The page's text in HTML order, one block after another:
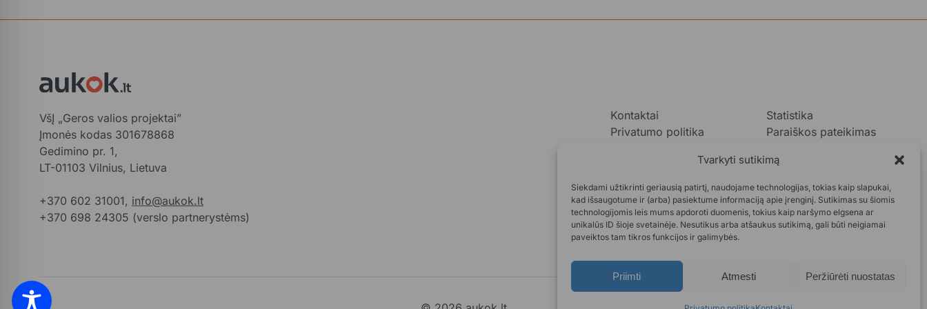
Tvarkyti sutikimą
Siekdami užtikrinti geriausią patirtį, naudojame technologijas, tokias kaip slapukai,
kad išsaugotume ir (arba) pasiektume informaciją apie įrenginį. Sutikimas su šiomis
technologijomis leis mums apdoroti duomenis, tokius kaip naršymo elgsena ar
unikalūs ID šioje svetainėje. Nesutikus arba atšaukus sutikimą, gali būti neigiamai
paveiktos tam tikros funkcijos ir galimybės.
Priimti Atmesti Peržiūrėti nuostatas
VšĮ „Geros valios projektai”
Įmonės kodas 301678868
Gedimino pr. 1,
LT-01103 Vilnius, Lietuva
+370 602 31001, info@aukok.lt
+370 698 24305 (verslo partnerystėms)
Kontaktai
Privatumo politika
DUK
Statistika
Paraiškos pateikimas